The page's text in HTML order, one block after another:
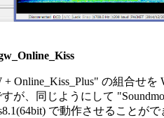
Online_Kiss_Plus" の組合せを
すが、同じようにして
で動作させることが